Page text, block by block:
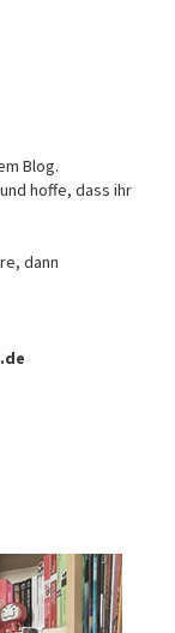
Blog.
hoffe, dass ihr
dann